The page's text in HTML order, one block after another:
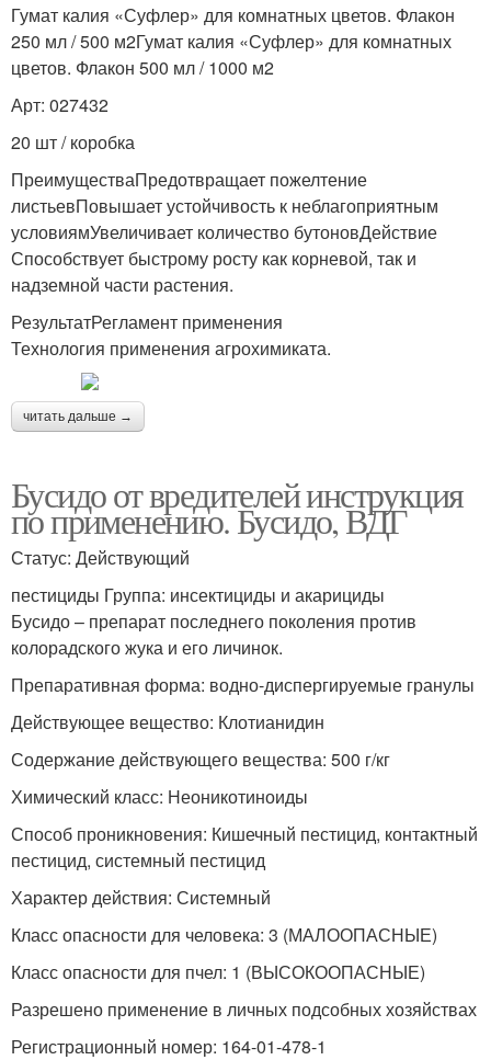
Гумат калия «Суфлер» для комнатных цветов. Флакон
250 мл / 500 м2Гумат калия «Суфлер» для комнатных
цветов. Флакон 500 мл / 1000 м2
Арт: 027432
20 шт / коробка
ПреимуществаПредотвращает пожелтение
листьевПовышает устойчивость к неблагоприятным
условиямУвеличивает количество бутоновДействие
Способствует быстрому росту как корневой, так и
надземной части растения.
РезультатРегламент применения
Технология применения агрохимиката.
читать дальше →
Бусидо от вредителей инструкция
по применению. Бусидо, ВДГ
Статус: Действующий
пестициды Группа: инсектициды и акарициды
Бусидо – препарат последнего поколения против
колорадского жука и его личинок.
Препаративная форма: водно-диспергируемые гранулы
Действующее вещество: Клотианидин
Содержание действующего вещества: 500 г/кг
Химический класс: Неоникотиноиды
Способ проникновения: Кишечный пестицид, контактный
пестицид, системный пестицид
Характер действия: Системный
Класс опасности для человека: 3 (МАЛООПАСНЫЕ)
Класс опасности для пчел: 1 (ВЫСОКООПАСНЫЕ)
Разрешено применение в личных подсобных хозяйствах
Регистрационный номер: 164-01-478-1